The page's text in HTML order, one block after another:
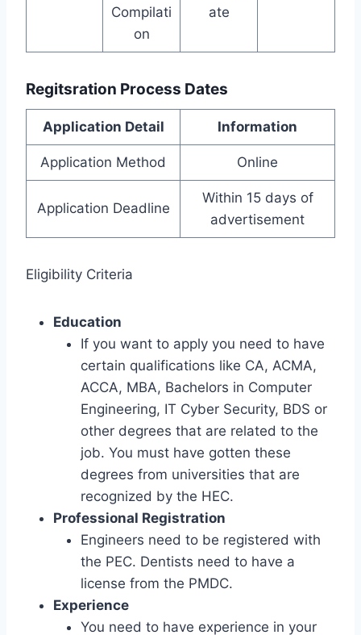
Compilati
on
ate
Regitsration Process Dates
Application Detail Information
Application Method Online
Application Deadline
Within 15 days of
advertisement
Eligibility Criteria
Education
If you want to apply you need to have
certain qualifications like CA, ACMA,
ACCA, MBA, Bachelors in Computer
Engineering, IT Cyber Security, BDS or
other degrees that are related to the
job. You must have gotten these
degrees from universities that are
recognized by the HEC.
Professional Registration
Engineers need to be registered with
the PEC. Dentists need to have a
license from the PMDC.
Experience
You need to have experience in your